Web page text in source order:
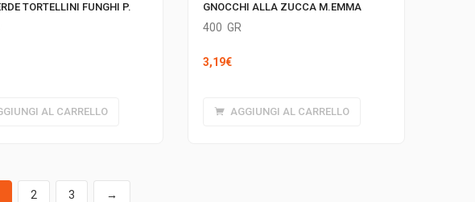
TORTELLINI FUNGHI P.
AL CARRELLO
GNOCCHI ALLA ZUCCA M.EMMA
400 GR
3,19€
AGGIUNGI AL CARRELLO
2 3 →